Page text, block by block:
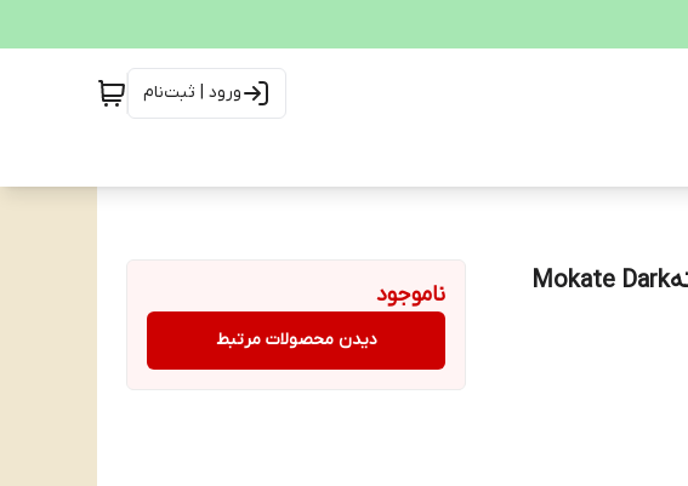
ورود | ثبت‌نام
هات چاکلت دارک با منیزیم 10 عددی موکاتهMokate Dark
ناموجود
دیدن محصولات مرتبط